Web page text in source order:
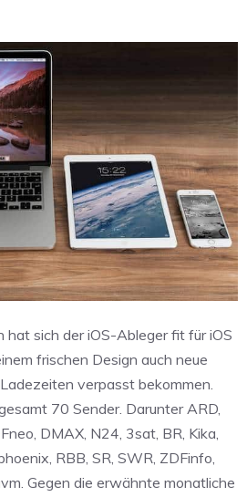
hat sich der iOS-Ableger fit für iOS
frischen Design auch neue
verpasst bekommen.
70 Sender. Darunter ARD,
DMAX, N24, 3sat, BR, Kika,
RBB, SR, SWR, ZDFinfo,
Gegen die erwähnte monatliche